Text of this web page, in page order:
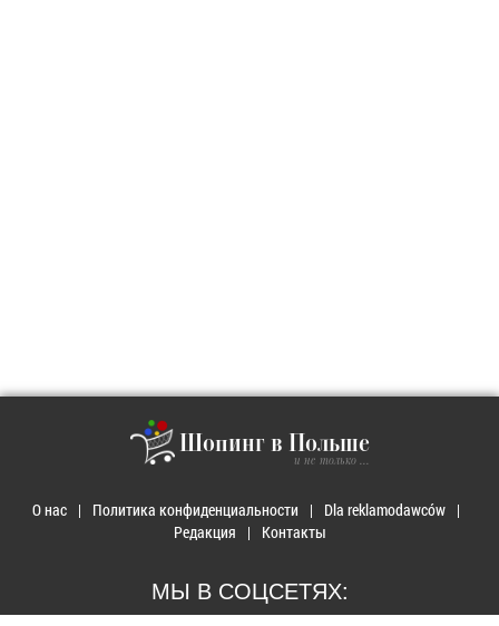
Шопинг в Польше
и не только ...
О нас Политика конфиденциальности
Dla reklamodawców
Редакция
Контакты
МЫ В СОЦСЕТЯХ: